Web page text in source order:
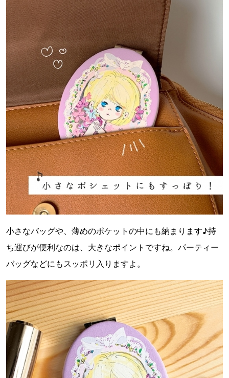
小さなバッグや、薄めのポケットの中にも納まります♪持
ち運びが便利なのは、大きなポイントですね。パーティー
バッグなどにもスッポリ入りますよ。